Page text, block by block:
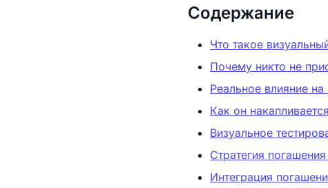
Содержание
Что такое
Почему никто не
Реальное влияние
Как он
Визуальное
Стратегия
Интеграция